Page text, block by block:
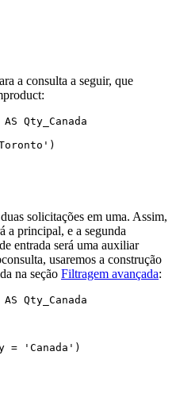
a consulta a seguir, que
Qty_Canada
solicitações em uma. Assim,
a principal, e a segunda
entrada será uma auxiliar
usaremos a construção
na seção Filtragem avançada:
Qty_Canada